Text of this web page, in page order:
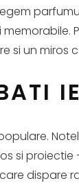
si un miros
si
dispare